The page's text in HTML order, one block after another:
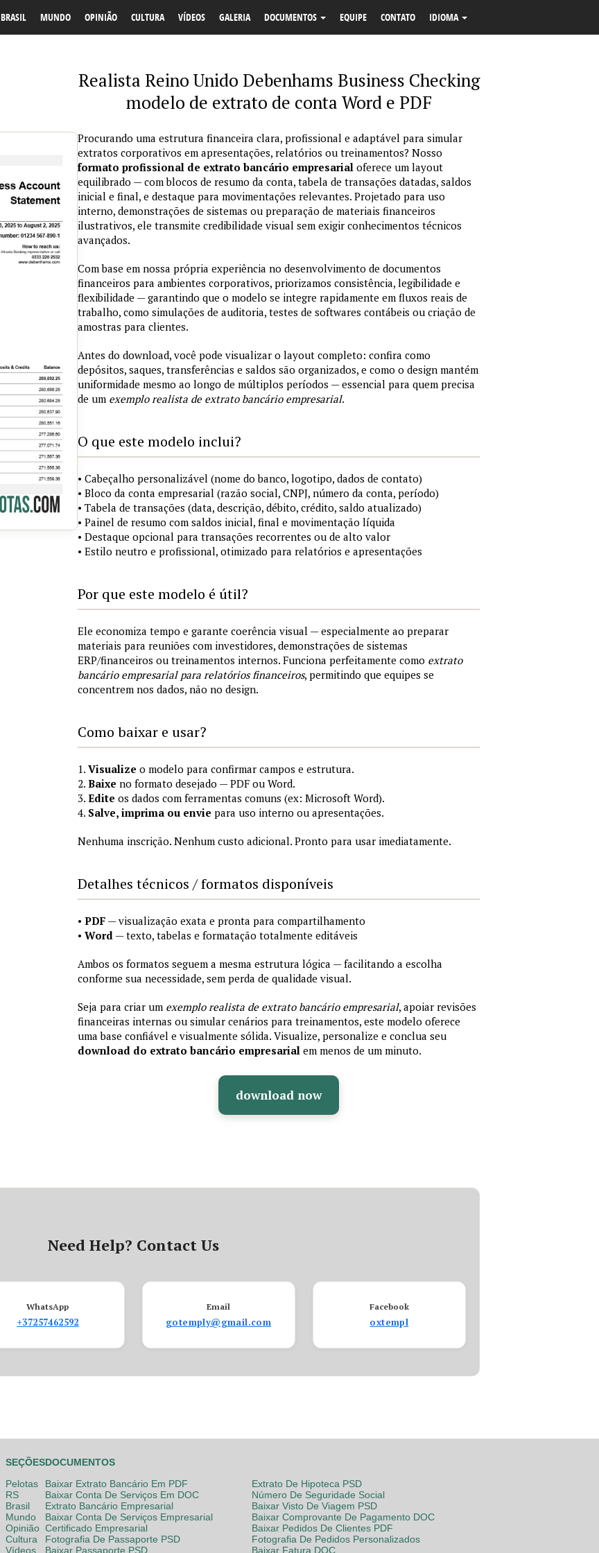
BRASIL MUNDO OPINIÃO CULTURA VÍDEOS GALERIA DOCUMENTOS EQUIPE CONTATO IDIOMA
Realista Reino Unido Debenhams Business Checking
modelo de extrato de conta Word e PDF
Procurando uma estrutura financeira clara, profissional e adaptável para simular
extratos corporativos em apresentações, relatórios ou treinamentos? Nosso
formato profissional de extrato bancário empresarial oferece um layout
equilibrado — com blocos de resumo da conta, tabela de transações datadas, saldos
inicial e final, e destaque para movimentações relevantes. Projetado para uso
interno, demonstrações de sistemas ou preparação de materiais financeiros
ilustrativos, ele transmite credibilidade visual sem exigir conhecimentos técnicos
avançados.
Com base em nossa própria experiência no desenvolvimento de documentos
financeiros para ambientes corporativos, priorizamos consistência, legibilidade e
flexibilidade — garantindo que o modelo se integre rapidamente em fluxos reais de
trabalho, como simulações de auditoria, testes de softwares contábeis ou criação de
amostras para clientes.
Antes do download, você pode visualizar o layout completo: confira como
depósitos, saques, transferências e saldos são organizados, e como o design mantém
uniformidade mesmo ao longo de múltiplos períodos — essencial para quem precisa
de um exemplo realista de extrato bancário empresarial.
O que este modelo inclui?
• Cabeçalho personalizável (nome do banco, logotipo, dados de contato)
• Bloco da conta empresarial (razão social, CNPJ, número da conta, período)
• Tabela de transações (data, descrição, débito, crédito, saldo atualizado)
• Painel de resumo com saldos inicial, final e movimentação líquida
• Destaque opcional para transações recorrentes ou de alto valor
• Estilo neutro e profissional, otimizado para relatórios e apresentações
Por que este modelo é útil?
Ele economiza tempo e garante coerência visual — especialmente ao preparar
materiais para reuniões com investidores, demonstrações de sistemas
ERP/financeiros ou treinamentos internos. Funciona perfeitamente como extrato
bancário empresarial para relatórios financeiros, permitindo que equipes se
concentrem nos dados, não no design.
Como baixar e usar?
1. Visualize o modelo para confirmar campos e estrutura.
2. Baixe no formato desejado — PDF ou Word.
3. Edite os dados com ferramentas comuns (ex: Microsoft Word).
4. Salve, imprima ou envie para uso interno ou apresentações.
Nenhuma inscrição. Nenhum custo adicional. Pronto para usar imediatamente.
Detalhes técnicos / formatos disponíveis
• PDF — visualização exata e pronta para compartilhamento
• Word — texto, tabelas e formatação totalmente editáveis
Ambos os formatos seguem a mesma estrutura lógica — facilitando a escolha
conforme sua necessidade, sem perda de qualidade visual.
Seja para criar um exemplo realista de extrato bancário empresarial, apoiar revisões
financeiras internas ou simular cenários para treinamentos, este modelo oferece
uma base confiável e visualmente sólida. Visualize, personalize e conclua seu
download do extrato bancário empresarial em menos de um minuto.
download now
Need Help? Contact Us
WhatsApp
+37257462592
Email
gotemply@gmail.com
Facebook
oxtempl
SEÇÕES
Pelotas
RS
Brasil
Mundo
Opinião
Cultura
Vídeos
DOCUMENTOS
Baixar Extrato Bancário Em PDF
Baixar Conta De Serviços Em DOC
Extrato Bancário Empresarial
Baixar Conta De Serviços Empresarial
Certificado Empresarial
Fotografia De Passaporte PSD
Baixar Passaporte PSD
Extrato De Hipoteca PSD
Número De Seguridade Social
Baixar Visto De Viagem PSD
Baixar Comprovante De Pagamento DOC
Baixar Pedidos De Clientes PDF
Fotografia De Pedidos Personalizados
Baixar Fatura DOC